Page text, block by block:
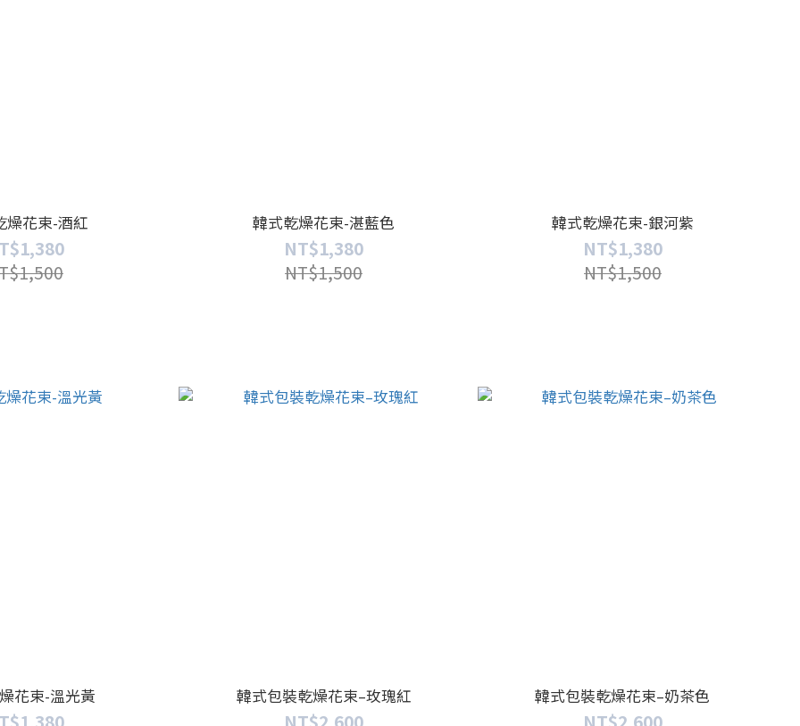
燥花束-酒紅 韓式乾燥花束-湛藍色
NT$1,380
NT$1,500
韓式乾燥花束-銀河紫
NT$1,380
NT$1,500
花束-溫光黃 韓式包裝乾燥花束–玫瑰紅 韓式包裝乾燥花束–奶茶色